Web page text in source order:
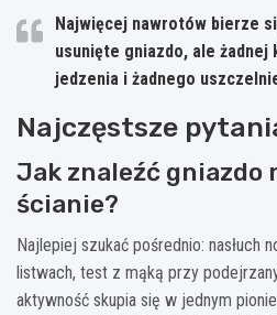
Najwięcej nawrotów bierze
usunięte gniazdo, ale
jedzenia i żadnego
Najczęstsze
Jak znaleźć gniazdo
ścianie?
Najlepiej szukać pośrednio: nasłuch
listwach, test z mąką przy
aktywność skupia się w jednym